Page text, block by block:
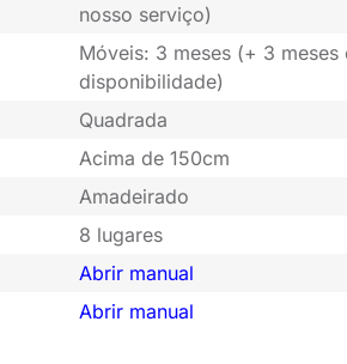
nosso serviço)
Móveis: 3 meses (+ 3
disponibilidade)
Quadrada
Acima de 150cm
Amadeirado
8 lugares
Abrir manual
Abrir manual